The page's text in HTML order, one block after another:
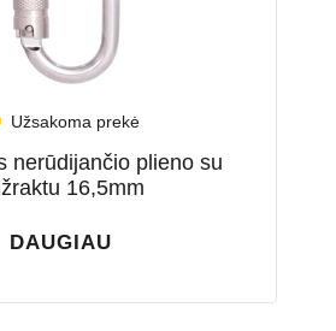
Užsakoma prekė
nerūdijančio plieno su
16,5mm
DAUGIAU